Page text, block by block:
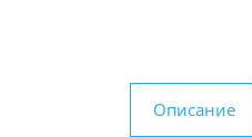
Описание